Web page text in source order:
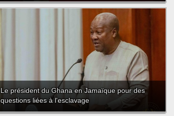
Le président du Ghana en Jamaïque pour des
questions liées à l'esclavage